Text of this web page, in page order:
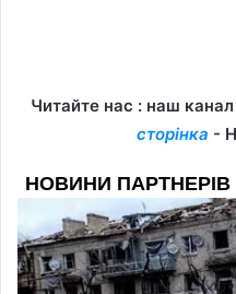
Читайте нас : наш канал
сторінка -